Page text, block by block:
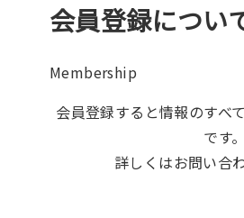
会員登録につい
Membership
会員登録すると情報のすべ
です。
詳しくはお問い合